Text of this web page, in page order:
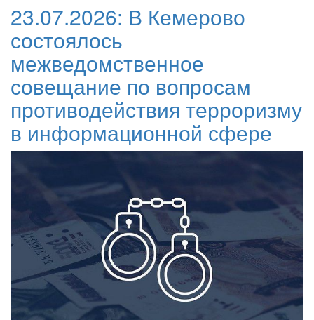
23.07.2026: В Кемерово
состоялось
межведомственное
совещание по вопросам
противодействия терроризму
в информационной сфере